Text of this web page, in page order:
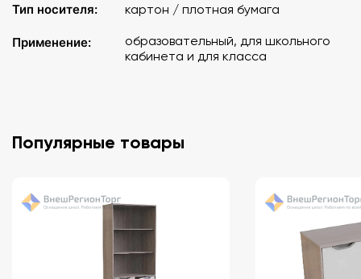
Тип носителя: картон / плотная бумага
Применение:
образовательный, для школьного
кабинета и для класса
Популярные товары